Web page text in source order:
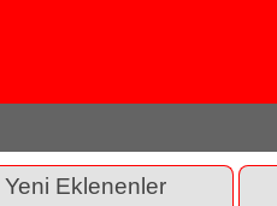
Yeni Eklenenler